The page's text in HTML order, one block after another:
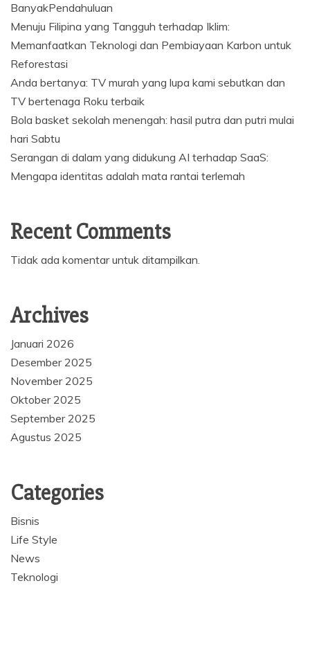
BanyakPendahuluan
Menuju Filipina yang Tangguh terhadap Iklim:
Memanfaatkan Teknologi dan Pembiayaan Karbon untuk
Reforestasi
Anda bertanya: TV murah yang lupa kami sebutkan dan
TV bertenaga Roku terbaik
Bola basket sekolah menengah: hasil putra dan putri mulai
hari Sabtu
Serangan di dalam yang didukung AI terhadap SaaS:
Mengapa identitas adalah mata rantai terlemah
Recent Comments
Tidak ada komentar untuk ditampilkan.
Archives
Januari 2026
Desember 2025
November 2025
Oktober 2025
September 2025
Agustus 2025
Categories
Bisnis
Life Style
News
Teknologi